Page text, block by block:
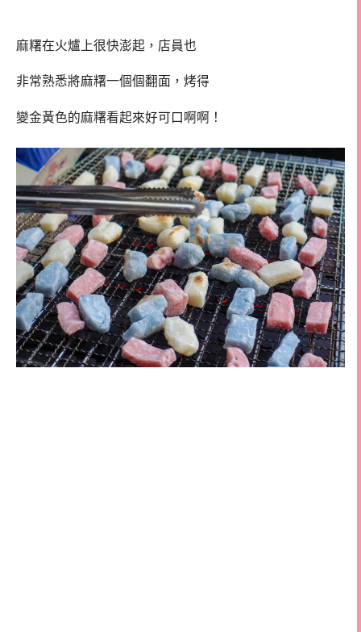
麻糬在火爐上很快澎起，店員也
非常熟悉將麻糬一個個翻面，烤得
變金黃色的麻糬看起來好可口啊啊！